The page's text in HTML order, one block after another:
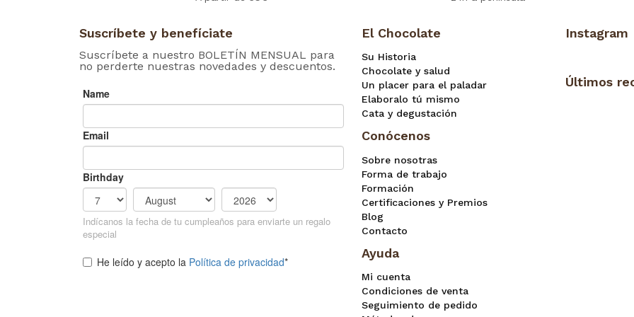
Suscríbete y benefíciate
Suscríbete a nuestro BOLETÍN MENSUAL para
no perderte nuestras novedades y descuentos.
El Chocolate
Su Historia
Chocolate y salud
Un placer para el paladar
Elaboralo tú mismo
Cata y degustación
Conócenos
Sobre nosotras
Forma de trabajo
Formación
Certificaciones y Premios
Blog
Contacto
Ayuda
Mi cuenta
Condiciones de venta
Seguimiento de pedido
Instagram
Últimos